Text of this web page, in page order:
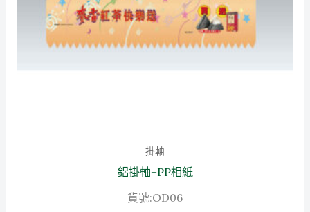
掛軸
鋁掛軸+PP相紙
貨號:OD06